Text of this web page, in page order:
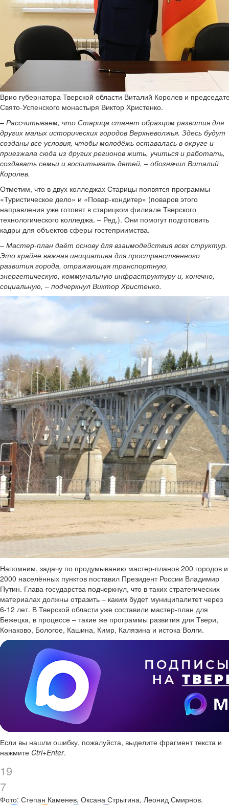
Врио губернатора Тверской области Виталий Королев и
Свято-Успенского монастыря Виктор Христенко.
– Рассчитываем, что Старица станет образцом развития для
других малых исторических городов Верхневолжья. Здесь будут
созданы все условия, чтобы молодёжь оставалась в округе и
приезжала сюда из других регионов жить, учиться и работать,
создавать семьи и воспитывать детей, – обозначил Виталий
Королев.
Отметим, что в двух колледжах Старицы появятся программы
«Туристическое дело» и «Повар-кондитер» (поваров этого
направления уже готовят в старицком филиале Тверского
технологического колледжа. – Ред.). Они помогут подготовить
кадры для объектов сферы гостеприимства.
– Мастер-план даёт основу для взаимодействия всех структур.
Это крайне важная инициатива для пространственного
развития города, отражающая транспортную,
энергетическую, коммунальную инфраструктуру и, конечно,
социальную, – подчеркнул Виктор Христенко.
Напомним, задачу по продумыванию мастер-планов 200 городов и
2000 населённых пунктов поставил Президент России Владимир
Путин. Глава государства подчеркнул, что в таких стратегических
материалах должны отразить – каким будет муниципалитет через
6-12 лет. В Тверской области уже составили мастер-план для
Бежецка, в процессе – такие же программы развития для Твери,
Конаково, Бологое, Кашина, Кимр, Калязина и истока Волги.
Если вы нашли ошибку, пожалуйста, выделите фрагмент текста и
нажмите Ctrl+Enter.
19
7
Фото: Степан Каменев, Оксана Стрыгина, Леонид Смирнов.